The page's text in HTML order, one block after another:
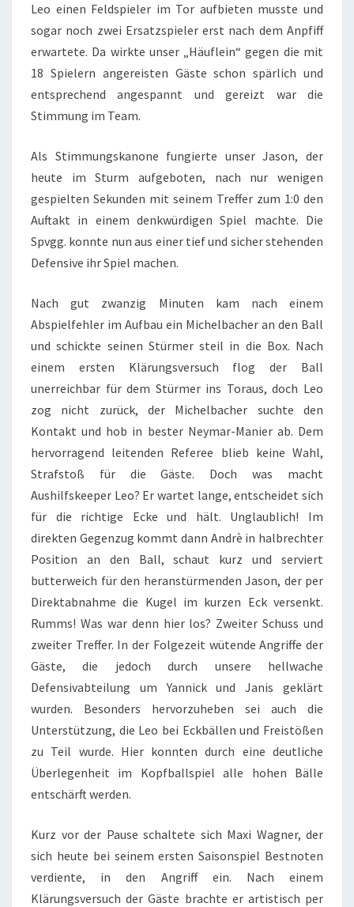
Leo einen Feldspieler im Tor aufbieten musste und
sogar noch zwei Ersatzspieler erst nach dem Anpfiff
erwartete. Da wirkte unser „Häuflein“ gegen die mit
18 Spielern angereisten Gäste schon spärlich und
entsprechend angespannt und gereizt war die
Stimmung im Team.
Als Stimmungskanone fungierte unser Jason, der
heute im Sturm aufgeboten, nach nur wenigen
gespielten Sekunden mit seinem Treffer zum 1:0 den
Auftakt in einem denkwürdigen Spiel machte. Die
Spvgg. konnte nun aus einer tief und sicher stehenden
Defensive ihr Spiel machen.
Nach gut zwanzig Minuten kam nach einem
Abspielfehler im Aufbau ein Michelbacher an den Ball
und schickte seinen Stürmer steil in die Box. Nach
einem ersten Klärungsversuch flog der Ball
unerreichbar für dem Stürmer ins Toraus, doch Leo
zog nicht zurück, der Michelbacher suchte den
Kontakt und hob in bester Neymar-Manier ab. Dem
hervorragend leitenden Referee blieb keine Wahl,
Strafstoß für die Gäste. Doch was macht
Aushilfskeeper Leo? Er wartet lange, entscheidet sich
für die richtige Ecke und hält. Unglaublich! Im
direkten Gegenzug kommt dann Andrè in halbrechter
Position an den Ball, schaut kurz und serviert
butterweich für den heranstürmenden Jason, der per
Direktabnahme die Kugel im kurzen Eck versenkt.
Rumms! Was war denn hier los? Zweiter Schuss und
zweiter Treffer. In der Folgezeit wütende Angriffe der
Gäste, die jedoch durch unsere hellwache
Defensivabteilung um Yannick und Janis geklärt
wurden. Besonders hervorzuheben sei auch die
Unterstützung, die Leo bei Eckbällen und Freistößen
zu Teil wurde. Hier konnten durch eine deutliche
Überlegenheit im Kopfballspiel alle hohen Bälle
entschärft werden.
Kurz vor der Pause schaltete sich Maxi Wagner, der
sich heute bei seinem ersten Saisonspiel Bestnoten
verdiente, in den Angriff ein. Nach einem
Klärungsversuch der Gäste brachte er artistisch per